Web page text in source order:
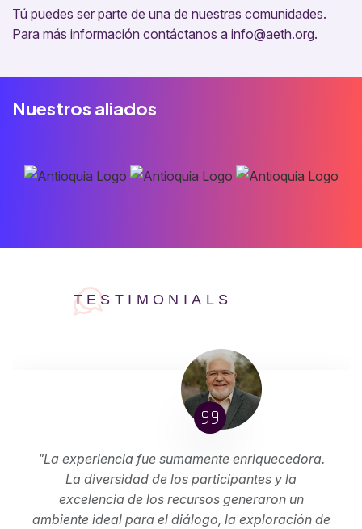
Tú puedes ser parte de una de nuestras comunidades.
Para más información contáctanos a info@aeth.org.
Nuestros aliados
TESTIMONIALS
"La experiencia fue sumamente enriquecedora.
La diversidad de los participantes y la
excelencia de los recursos generaron un
ambiente ideal para el diálogo, la exploración de